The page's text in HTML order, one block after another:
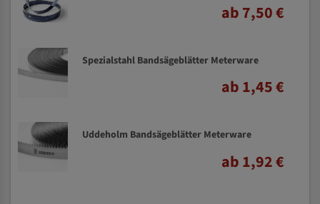
ab 7,50 €
Spezialstahl Bandsägeblätter Meterware
ab 1,45 €
Uddeholm Bandsägeblätter Meterware
ab 1,92 €